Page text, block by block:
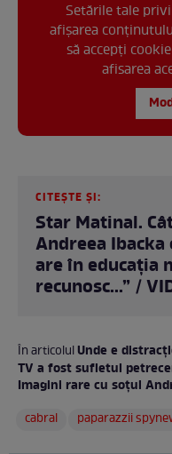
Setările tale
afișarea
să accepți
afisarea
CITEȘTE ȘI:
Star Matinal.
Andreea
are în educația
recunosc...” /
În articolulUnde e
TV a fost sufletul
Imagini rare cu soțul
cabral
paparazzii